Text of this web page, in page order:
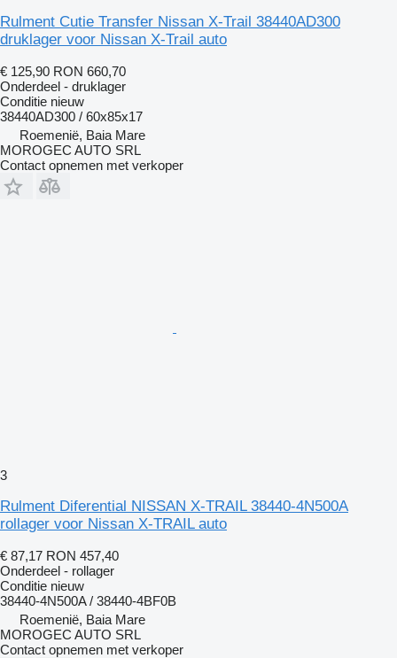
Rulment Cutie Transfer Nissan X-Trail 38440AD300
druklager voor Nissan X-Trail auto
€ 125,90 RON 660,70
Onderdeel - druklager
Conditie nieuw
38440AD300 / 60x85x17
Roemenië, Baia Mare
MOROGEC AUTO SRL
Contact opnemen met verkoper
3
Rulment Diferential NISSAN X-TRAIL 38440-4N500A
rollager voor Nissan X-TRAIL auto
€ 87,17 RON 457,40
Onderdeel - rollager
Conditie nieuw
38440-4N500A / 38440-4BF0B
Roemenië, Baia Mare
MOROGEC AUTO SRL
Contact opnemen met verkoper